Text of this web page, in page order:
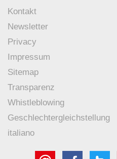
Kontakt
Newsletter
Privacy
Impressum
Sitemap
Transparenz
Whistleblowing
Geschlechtergleichstellung
italiano